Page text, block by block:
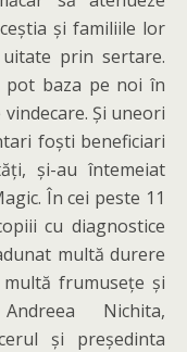
și familiile lor
prin sertare.
pot baza pe noi în
Și uneori
foști beneficiari
și-au întemeiat
În cei peste 11
cu diagnostice
multă durere
frumusețe și
Nichita,
și președinta